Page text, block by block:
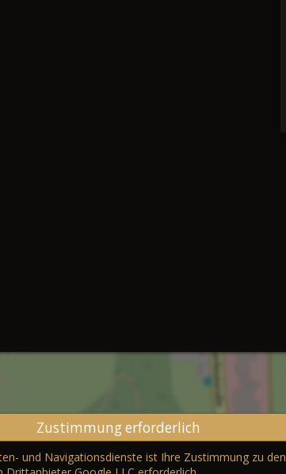
Zustimmung erforderlich
und Navigationsdienste ist Ihre Zustimmung zu den